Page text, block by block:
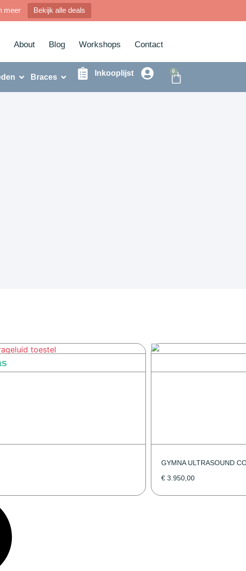
meer Bekijk alle deals
About Blog Workshops Contact
Braces Inkooplijst 0
GYMNA ULTRASOUND
€ 3.950,00